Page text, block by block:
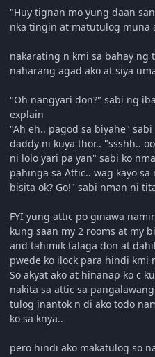
"Huy tignan mo yung daan
nka tingin at matutulog muna
nakarating n kmi sa bahay ng
naharang agad ako at siya
"Oh nangyari don?" sabi ng
explain
"Ah eh.. pagod sa biyahe"
daddy ni kuya thor.. "ssshh..
ni lolo yari pa yan" sabi ko
pahinga sa Attic.. wag kayo
bisita ok? Go!" sabi nman ni
FYI yung attic po ginawa
kung saan my 2 rooms at my
and tahimik talaga don at
pwede ko ilock para hindi kmi
So akyat ako at hinanap ko c
nakita sa attic sa
tulog inantok n di ako todo
ko sa knya..
pero hindi ako makatulog so